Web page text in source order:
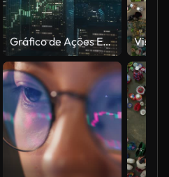
Gráfico de Ações Emergente entre arranha-céus - Boom, Prosperity, Bull Market - Análise Financeira, Negociação, Investimento